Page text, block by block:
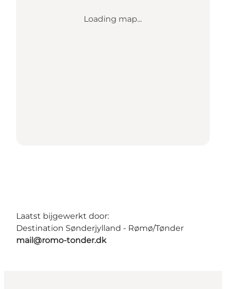
Loading map...
Laatst bijgewerkt door:
Destination Sønderjylland - Rømø/Tønder
mail@romo-tonder.dk